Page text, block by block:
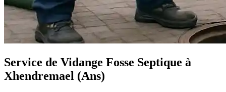
Service de Vidange Fosse Septique à
Xhendremael (Ans)